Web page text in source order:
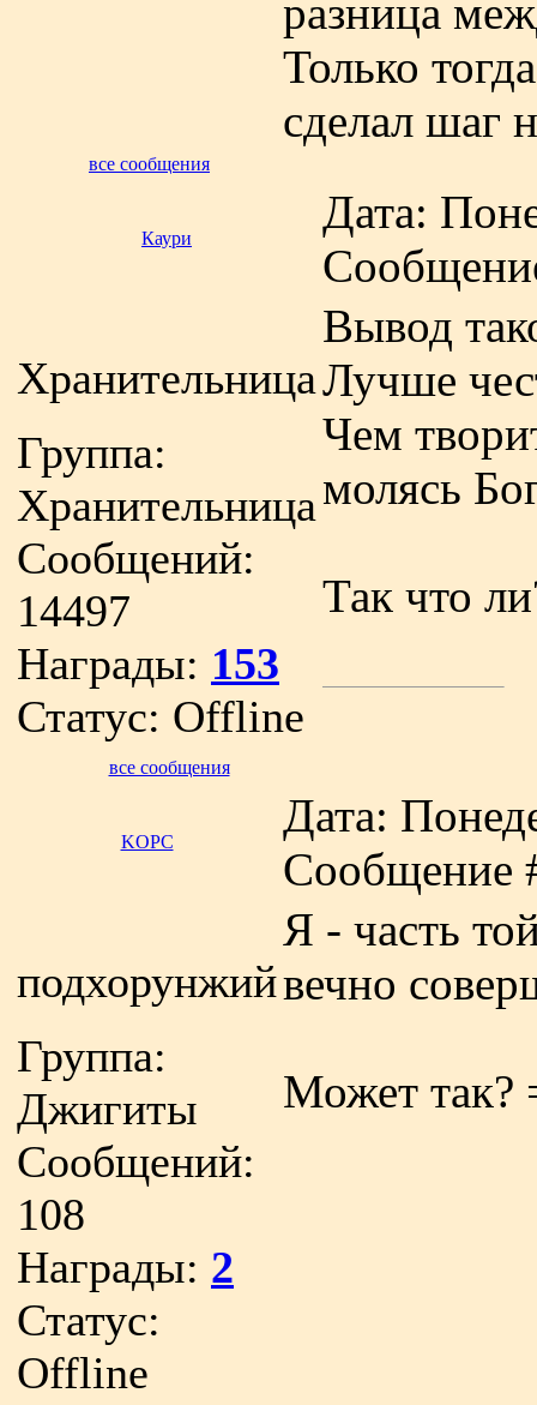
разница
Только
сделал шаг
все сообщения
Каури
Дата:
Хранительница
Группа:
Хранительница
Сообщений:
14497
Награды: 153
Статус: Offline
Вывод
Лучше
Чем
молясь
Так что
все сообщения
KOPC
Дата:
Сообщение
подхорунжий
Группа:
Джигиты
Сообщений:
108
Награды: 2
Статус:
Offline
Я - часть
вечно
Может так?